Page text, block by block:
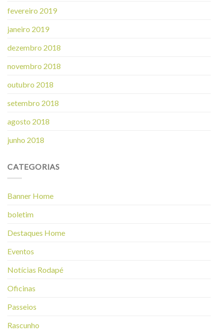
fevereiro 2019
janeiro 2019
dezembro 2018
novembro 2018
outubro 2018
setembro 2018
agosto 2018
junho 2018
CATEGORIAS
Banner Home
boletim
Destaques Home
Eventos
Notícias Rodapé
Oficinas
Passeios
Rascunho